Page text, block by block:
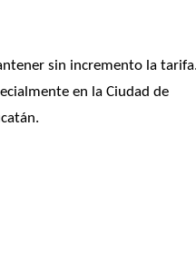
sin incremento la
en la Ciudad de